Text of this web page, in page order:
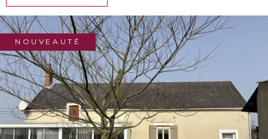
SITE
NOUVEAUTÉ
PAYS
PAYS
VILLE
Budget
BUDGET